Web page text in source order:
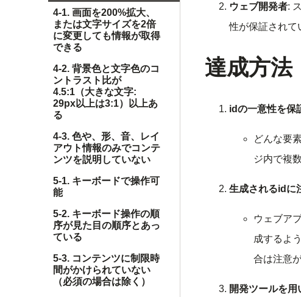
4-1. 画面を200%拡大、
または文字サイズを2倍
に変更しても情報が取得
できる
4-2. 背景色と文字色のコ
ントラスト比が
4.5:1（大きな文字:
29px以上は3:1）以上あ
る
4-3. 色や、形、音、レイ
アウト情報のみでコンテ
ンツを説明していない
5-1. キーボードで操作可
能
5-2. キーボード操作の順
序が見た目の順序とあっ
ている
5-3. コンテンツに制限時
間がかけられていない
（必須の場合は除く）
ウェブ開発者:
性が保証されて
達成方法
idの一意性を保
どんな要
ジ内で複
生成されるidに
ウェブア
成するよ
合は注意
開発ツールを